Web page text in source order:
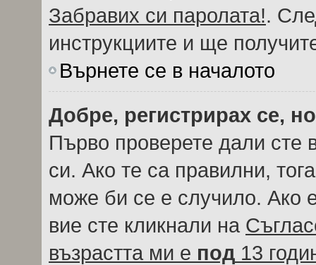
Забравих си паролата!.
инструкциите и ще
Върнете се в началото
Добре, регистрирах се,
Първо проверете дали сте
си. Ако те са правилни,
може би се е случило. Ако
вие сте кликнали на
възрастта ми е под 13